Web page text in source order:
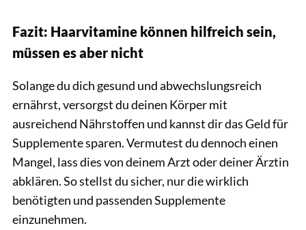
Fazit: Haarvitamine können hilfreich sein,
müssen es aber nicht
Solange du dich gesund und abwechslungsreich
ernährst, versorgst du deinen Körper mit
ausreichend Nährstoffen und kannst dir das Geld für
Supplemente sparen. Vermutest du dennoch einen
Mangel, lass dies von deinem Arzt oder deiner Ärztin
abklären. So stellst du sicher, nur die wirklich
benötigten und passenden Supplemente
einzunehmen.